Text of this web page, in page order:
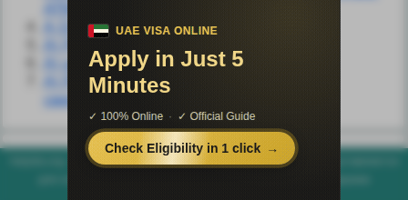
А Основные положения расчета
А) расчет тока при двухфазном КЗ
А) Расчет электрической цепи методом
свертывания
helpiks.org - Хелпикс.Орг - 2014-2026 год. Материал сайта представляется